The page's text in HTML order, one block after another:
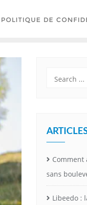
POLITIQUE DE
sans
Libeedo :